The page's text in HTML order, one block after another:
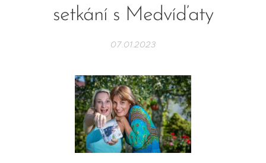
setkání s Medvíďaty
07.01.2023